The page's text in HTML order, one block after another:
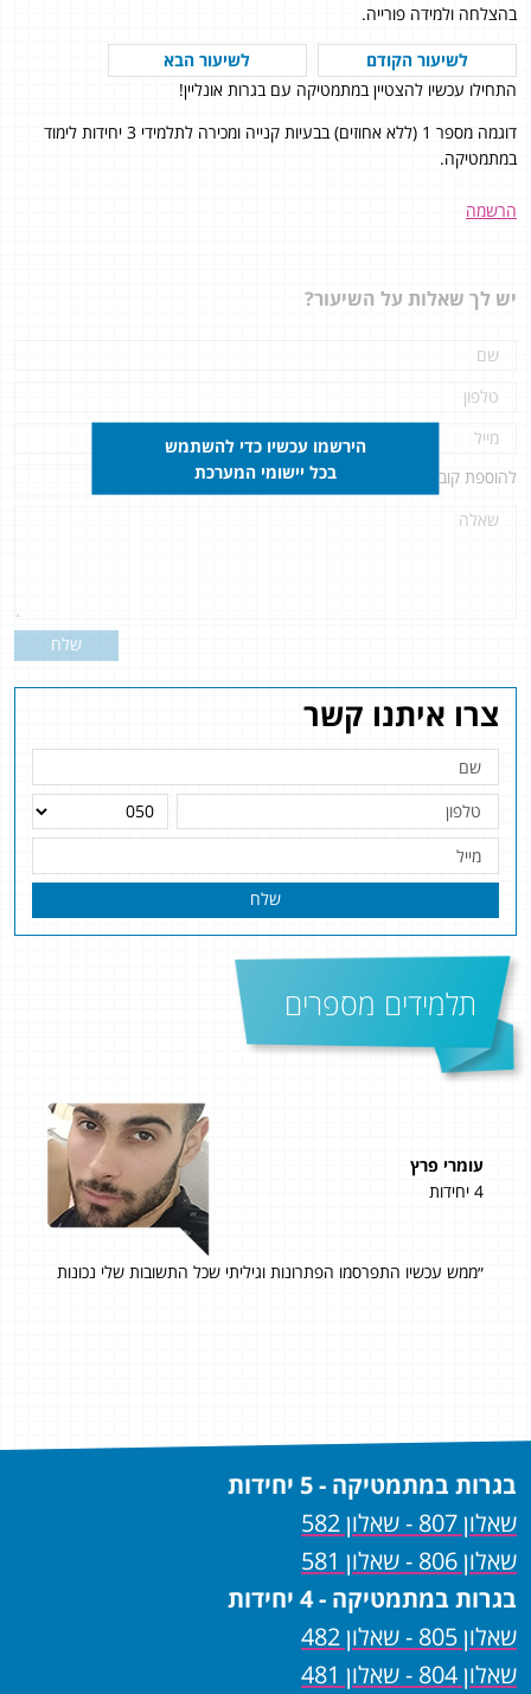
צרו איתנו קשר
שלח
תלמידים מספרים
עומרי פרץ
4 יחידות
״ממש עכשיו התפרסמו הפתרונות וגיליתי שכל התשובות שלי נכונות
בהצלחה ולמידה פורייה.
לשיעור הקודם
לשיעור הבא
התחילו עכשיו להצטיין במתמטיקה עם בגרות אונליין!
דוגמה מספר 1 (ללא אחוזים) בבעיות קנייה ומכירה לתלמידי 3 יחידות לימוד
במתמטיקה.
הרשמה
יש לך שאלות על השיעור?
להוספת קובץ
שלח
הירשמו עכשיו כדי להשתמש
בכל יישומי המערכת
בגרות במתמטיקה - 5 יחידות
שאלון 807 - שאלון 582
שאלון 806 - שאלון 581
בגרות במתמטיקה - 4 יחידות
שאלון 805 - שאלון 482
שאלון 804 - שאלון 481